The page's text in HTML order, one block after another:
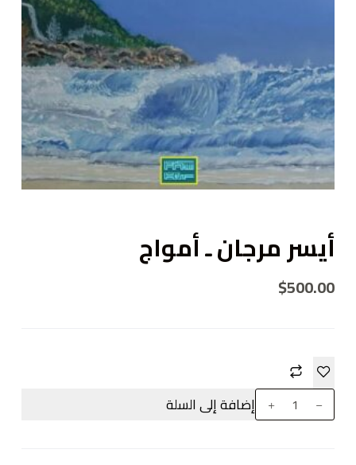
أيسر مرجان ـ أمواج
$500.00
إضافة إلى السلة